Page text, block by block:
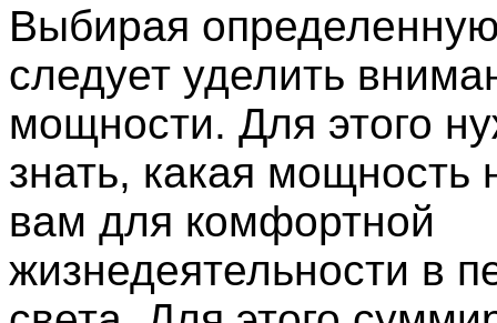
Выбирая
следует уделить
мощности. Для этого
знать, какая мощность
вам для комфортной
жизнедеятельности в